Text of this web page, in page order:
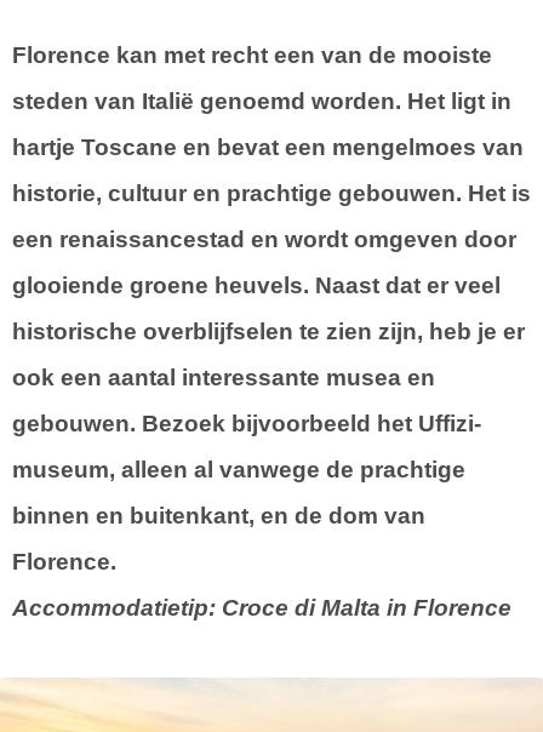
Florence kan met recht een van de mooiste
steden van Italië genoemd worden. Het ligt in
hartje Toscane en bevat een mengelmoes van
historie, cultuur en prachtige gebouwen. Het is
een renaissancestad en wordt omgeven door
glooiende groene heuvels. Naast dat er veel
historische overblijfselen te zien zijn, heb je er
ook een aantal interessante musea en
gebouwen. Bezoek bijvoorbeeld het Uffizi-
museum, alleen al vanwege de prachtige
binnen en buitenkant, en de dom van
Florence.
Accommodatietip: Croce di Malta in Florence